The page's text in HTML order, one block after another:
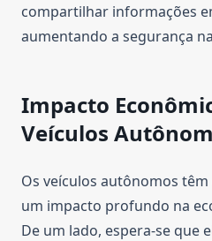
compartilhar informações
aumentando a segurança
Impacto
Veículos
Os veículos autônomos
um impacto profundo na
De um lado, espera-se que